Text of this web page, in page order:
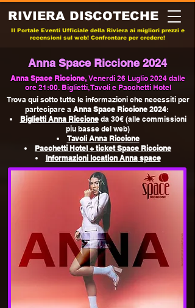
RIVIERA DISCOTECHE
Il Portale Eventi Ufficiale della Riviera ai migliori prezzi e
recensioni sul web! Confrontare per credere!
Anna Space Riccione 2024
Anna Space Riccione, Venerdi 26 Luglio 2024 dalle
ore 21:00. Biglietti, Tavoli e Pacchetti Hotel
Trova qui sotto tutte le informazioni che necessiti per
partecipare a Anna Space Riccione 2024:
Biglietti Anna Riccione da 30€ (alle commissioni
piu basse del web)
Tavoli Anna Riccione
Pacchetti Hotel + ticket Space Riccione
Informazioni location Annaspace